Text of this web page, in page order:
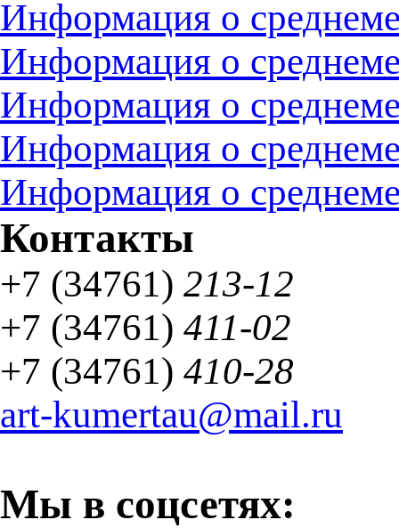
Информация о
Информация о
Информация о
Информация о
Информация о
Контакты
+7 (34761) 213-12
+7 (34761) 411-02
+7 (34761) 410-28
art-kumertau@mail.ru
Мы в соцсетях: